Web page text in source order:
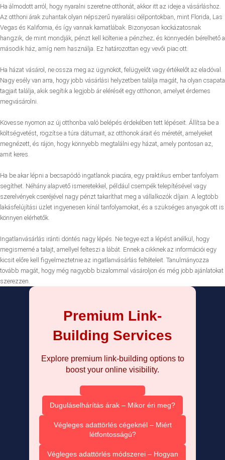
Ha álmodott arról, hogy nyaralni szeretne otthonát, akkor itt az ideje a vásárláshoz.
Az otthoni árak zuhantak olyan népszerű nyaralási célpontokban, mint Florida, Las
Vegas és Kalifornia, és így vannak kamatlábak. Bizonyosan kockázatosnak
hangzik, de mint mondják, pénzt kell költenie a pénzhez; és könnyedén bérelhető a
második ház, amíg nem használja. Ez határozottan egy vevői piac ott.
Ha házat vásárol, ne ossza meg az ügynököt, felügyelőt vagy értékelőt az eladóval.
Nagy esély van arra, hogy jobb vásárlási helyzetben találja magát, ha olyan csapata
tagjait találja, akik segítik a legjobb ár elérését egy otthonon, amelyet érdemes
megvásárolni.
Kövesse nyomon az új otthonba való belépés érdekében tett lépéseit. Állítsa be a
költségvetést, rögzítse a túra dátumait, az otthonok árait és méretét, amelyeket
megnézett, és rájön, hogy könnyebb megtalálni egy házat, amely pontosan az,
amit keres.
Ha be akar lépni a becsapódó ingatlanok piacára, egy praktikus ember tanfolyam
segíthet. Néhány alapvető ismeretekkel, például csempék telepítésével vagy
szerelvények cseréjével nagy pénzt takaríthat meg a vállalkozók díjain. A legtöbb
lakásfelújítási üzlet ingyenesen kínál tanfolyamokat, és a szükséges anyagok ott is
könnyen elérhetők.
Ingatlanvásárlás iránti döntés nagy lépés. Ne tegye ezt a lépést anélkül, hogy
megismerné a talajt, amellyel felteszi a lábát. Ennek a cikknek az információi egy
kicsit előre kell figyelmeztetnie az ingatlanvásárlás feltételeit. Tanulmányozza
tovább magát, hogy még nagyobb bizalommal vásároljon és még jobb ajánlatokat
szerezzen.
Premium Link-
Building Services
Explore premium link-building options to
boost your online visibility.
Duguláselhárítás árak – Mikor éri meg?
Végleges adattörlés cégeknél – Miért
létfontosságú?
Végleges adattörlés módszerei – Hogyan